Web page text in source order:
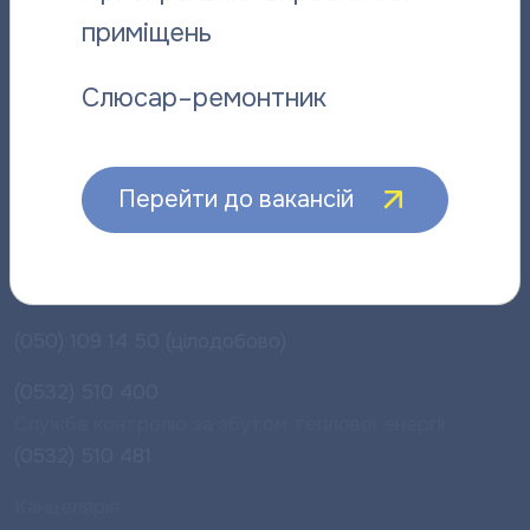
(0532) 510 445-автовідповідач
(095) 278 47 06(Vodafone)
Для юридичних споживачів
(050) 29 00 120
(050) 29 00 112
Аварійно-диспетчерська служба
приміщень
Слюсар–ремонтник
Перейти до вакансій